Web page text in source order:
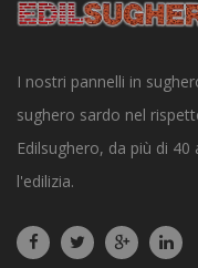
I nostri pannelli in
sughero sardo nel
Edilsughero, da più di
l'edilizia.